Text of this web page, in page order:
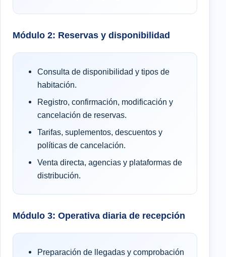
Módulo 2: Reservas y disponibilidad
Consulta de disponibilidad y tipos de
habitación.
Registro, confirmación, modificación y
cancelación de reservas.
Tarifas, suplementos, descuentos y
políticas de cancelación.
Venta directa, agencias y plataformas de
distribución.
Módulo 3: Operativa diaria de recepción
Preparación de llegadas y comprobación